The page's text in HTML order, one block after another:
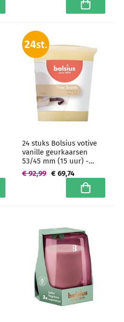
In
24 stuks Bolsius votive
vanille geurkaarsen
53/45 mm (15 uur) -
grootverpakking
€ 69,74
€ 92,99
In